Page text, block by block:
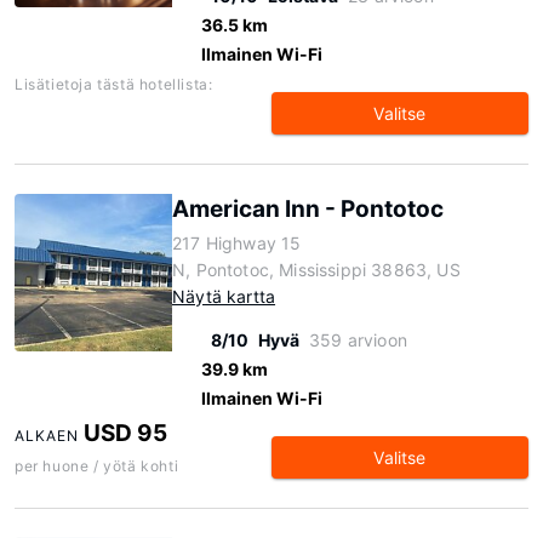
36.5 km
Ilmainen Wi-Fi
Lisätietoja tästä hotellista:
Valitse
American Inn - Pontotoc
217 Highway 15
N, Pontotoc, Mississippi 38863, US
Näytä kartta
8/10 Hyvä 359 arvioon
39.9 km
Ilmainen Wi-Fi
ALKAEN USD 95
per huone / yötä kohti Valitse